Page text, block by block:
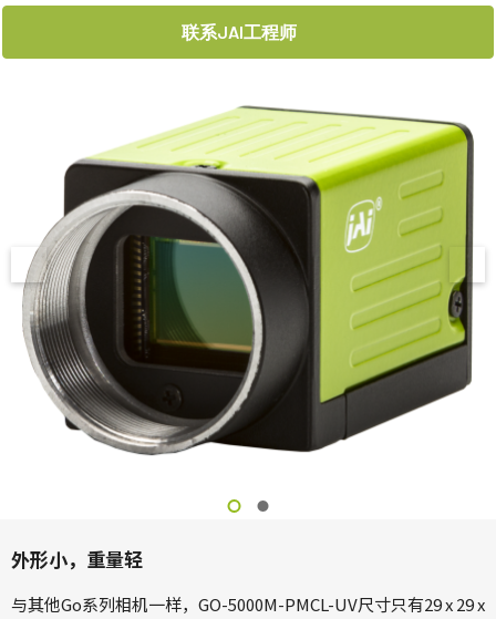
联系JAI工程师
外形小，重量轻
与其他Go系列相机一样，GO-5000M-PMCL-UV尺寸只有29 x 29 x